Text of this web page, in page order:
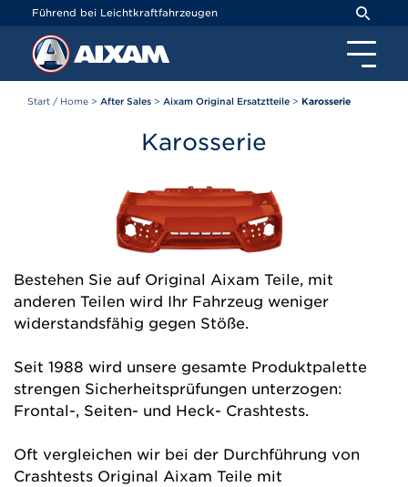
Führend bei Leichtkraftfahrzeugen
Start / Home > After Sales > Aixam Original Ersatztteile > Karosserie
Karosserie
Bestehen Sie auf Original Aixam Teile, mit
anderen Teilen wird Ihr Fahrzeug weniger
widerstandsfähig gegen Stöße.
Seit 1988 wird unsere gesamte Produktpalette
strengen Sicherheitsprüfungen unterzogen:
Frontal-, Seiten- und Heck- Crashtests.
Oft vergleichen wir bei der Durchführung von
Crashtests Original Aixam Teile mit
Cookie-Einstellungen